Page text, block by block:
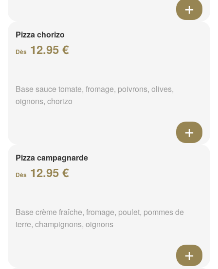
Pizza chorizo
Dès 12.95 €
Base sauce tomate, fromage, poivrons, olives,
oignons, chorizo
Pizza campagnarde
Dès 12.95 €
Base crème fraîche, fromage, poulet, pommes de
terre, champignons, oignons